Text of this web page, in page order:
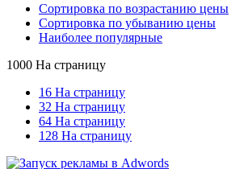
Сортировка по возрастанию цены
Сортировка по убыванию цены
Наиболее популярные
1000 На страницу
16 На страницу
32 На страницу
64 На страницу
128 На страницу